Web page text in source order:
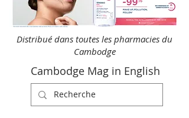
Distribué dans toutes les pharmacies du
Cambodge
Cambodge Mag in English